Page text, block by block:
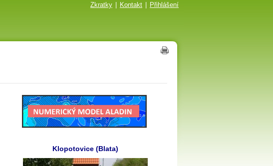
Zkratky Kontakt Přihlášení
Klopotovice (Blata)